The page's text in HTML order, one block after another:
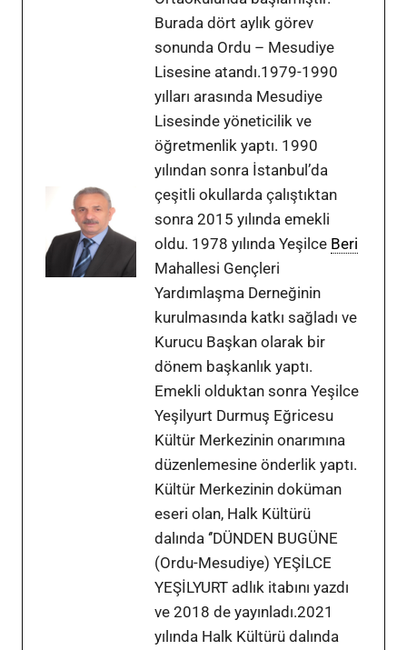
Burada dört aylık görev
sonunda Ordu – Mesudiye
Lisesine atandı.1979-1990
yılları arasında Mesudiye
Lisesinde yöneticilik ve
öğretmenlik yaptı. 1990
yılından sonra İstanbul’da
çeşitli okullarda çalıştıktan
sonra 2015 yılında emekli
oldu. 1978 yılında Yeşilce Beri
Mahallesi Gençleri
Yardımlaşma Derneğinin
kurulmasında katkı sağladı ve
Kurucu Başkan olarak bir
dönem başkanlık yaptı.
Emekli olduktan sonra Yeşilce
Yeşilyurt Durmuş Eğricesu
Kültür Merkezinin onarımına
düzenlemesine önderlik yaptı.
Kültür Merkezinin doküman
eseri olan, Halk Kültürü
dalında ‘’DÜNDEN BUGÜNE
(Ordu-Mesudiye) YEŞİLCE
YEŞİLYURT adlık itabını yazdı
ve 2018 de yayınladı.2021
yılında Halk Kültürü dalında